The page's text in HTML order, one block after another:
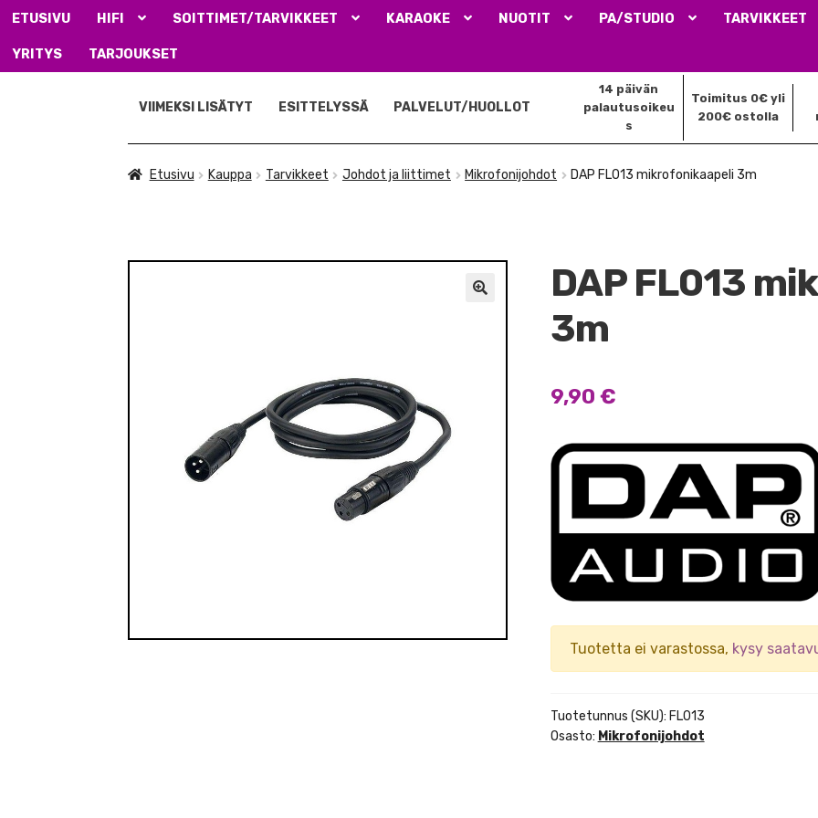
ETUSIVU HIFI SOITTIMET/TARVIKKEET KARAOKE NUOTIT PA/STUDIO TARVIKKEET
YRITYS TARJOUKSET
navigointiin
sisältöön
14 päivän
palautusoikeu
s
Toimitus 0€ yli
200€ ostolla
VIIMEKSI LISÄTYT ESITTELYSSÄ PALVELUT/HUOLLOT
Etusivu Kauppa Tarvikkeet Johdot ja liittimet Mikrofonijohdot DAP FL013 mikrofonikaapeli 3m
DAP FL013
3m
9,90 €
Tuotetta ei varastossa, kysy
Tuotetunnus (SKU): FL013
Osasto: Mikrofonijohdot